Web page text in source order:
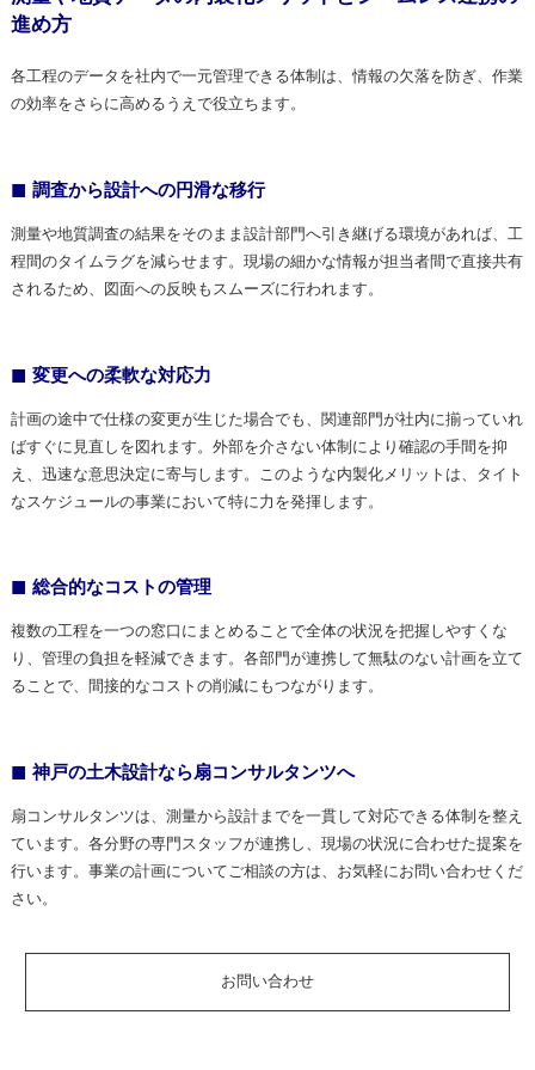
進め方
各工程のデータを社内で一元管理できる体制は、情報の欠落を防ぎ、作業
の効率をさらに高めるうえで役立ちます。
調査から設計への円滑な移行
測量や地質調査の結果をそのまま設計部門へ引き継げる環境があれば、工
程間のタイムラグを減らせます。現場の細かな情報が担当者間で直接共有
されるため、図面への反映もスムーズに行われます。
変更への柔軟な対応力
計画の途中で仕様の変更が生じた場合でも、関連部門が社内に揃っていれ
ばすぐに見直しを図れます。外部を介さない体制により確認の手間を抑
え、迅速な意思決定に寄与します。このような内製化メリットは、タイト
なスケジュールの事業において特に力を発揮します。
総合的なコストの管理
複数の工程を一つの窓口にまとめることで全体の状況を把握しやすくな
り、管理の負担を軽減できます。各部門が連携して無駄のない計画を立て
ることで、間接的なコストの削減にもつながります。
神戸の土木設計なら扇コンサルタンツへ
扇コンサルタンツは、測量から設計までを一貫して対応できる体制を整え
ています。各分野の専門スタッフが連携し、現場の状況に合わせた提案を
行います。事業の計画についてご相談の方は、お気軽にお問い合わせくだ
さい。
お問い合わせ